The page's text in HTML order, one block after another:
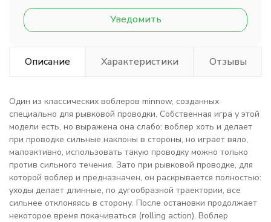
Уведомить
Описание Характеристики Отзывы
Один из классических воблеров minnow, созданных
специально для рывковой проводки. Собственная игра у этой
модели есть, но выражена она слабо: воблер хоть и делает
при проводке сильные наклоны в стороны, но играет вяло,
малоактивно, использовать такую проводку можно только
против сильного течения. Зато при рывковой проводке, для
которой воблер и предназначен, он раскрывается полностью:
уходы делает длинные, по дугообразной траектории, все
сильнее отклоняясь в сторону. После остановки продолжает
некоторое время покачиваться (rolling action). Воблер